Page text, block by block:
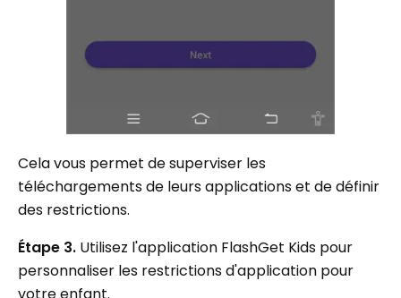
Cela vous permet de superviser les
téléchargements de leurs applications et de définir
des restrictions.
Étape 3. Utilisez l'application FlashGet Kids pour
personnaliser les restrictions d'application pour
votre enfant.